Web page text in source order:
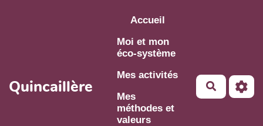
Aller au contenu principal
Quincaillère
Accueil
Moi et mon
éco-système
Mes activités
Mes
méthodes et
valeurs